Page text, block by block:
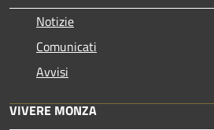
Notizie
Comunicati
Avvisi
VIVERE MONZA